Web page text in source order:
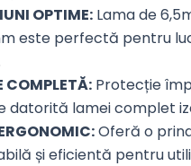
OPTIME: Lama de
este perfectă pentru
COMPLETĂ: Protecție
datorită lamei complet
Oferă o
și eficientă pentru